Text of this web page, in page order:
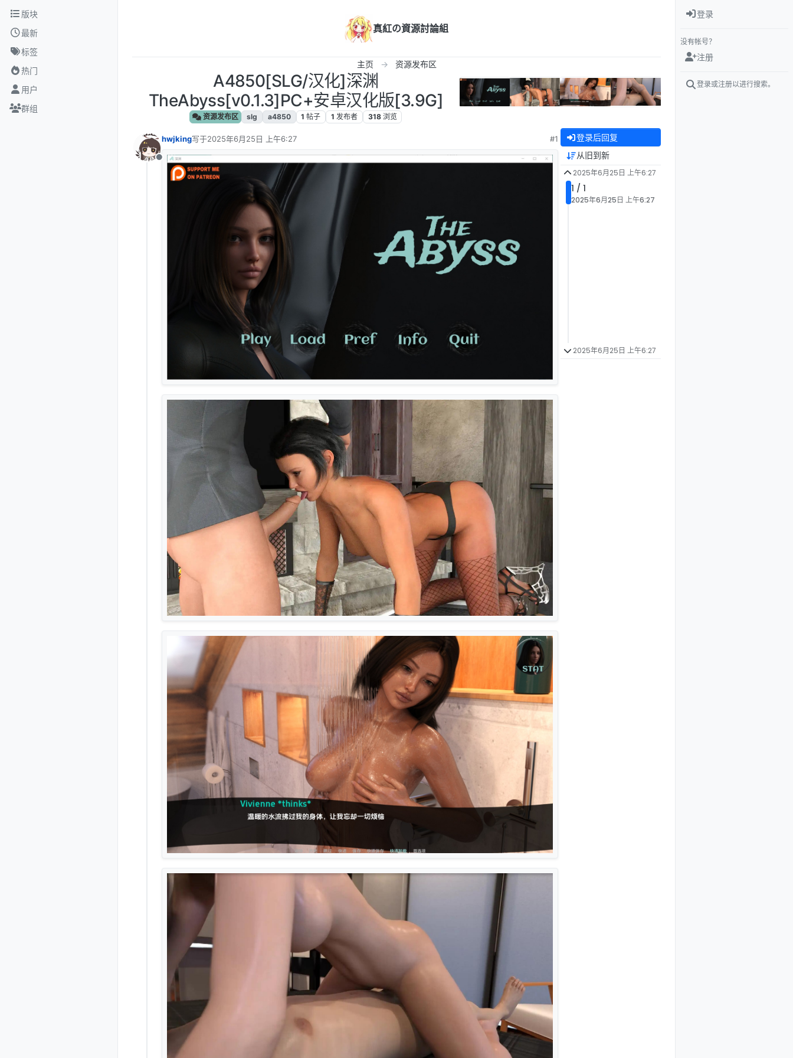
跳转至内容
版块
最新
标签
热门
用户
群组
真紅の資源討論組
主页 资源发布区
A4850[SLG/汉化]深渊
TheAbyss[v0.1.3]PC+安卓汉化版[3.9G]
资源发布区 slg a4850 1 帖子 1 发布者 318 浏览
离线
hwjking写于2025年6月25日 上午6:27
最后由 编辑
#1 登录后回复
从旧到新
2025年6月25日 上午6:27
1 / 1
2025年6月25日 上午6:27
2025年6月25日 上午6:27
登录
没有帐号？
注册
登录或注册以进行搜索。